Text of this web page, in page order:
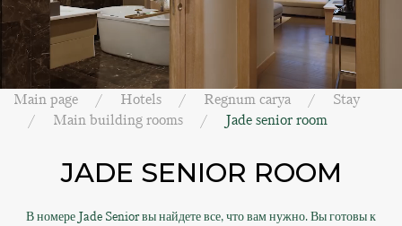
Main page Hotels Regnum carya
Stay
Main building rooms
Jade senior room
JADE SENIOR ROOM
В номере Jade Senior вы найдете все, что вам нужно. Вы готовы к